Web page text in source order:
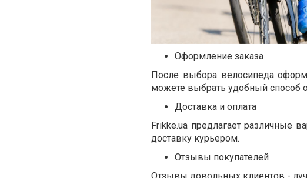
Оформление заказа
После выбора велосипеда
можете выбрать удобный способ
Доставка и оплата
Frikke.ua предлагает различные
доставку курьером.
Отзывы покупателей